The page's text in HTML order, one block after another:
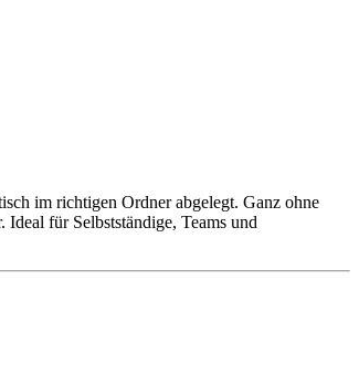
im richtigen Ordner abgelegt. Ganz ohne
für Selbstständige, Teams und